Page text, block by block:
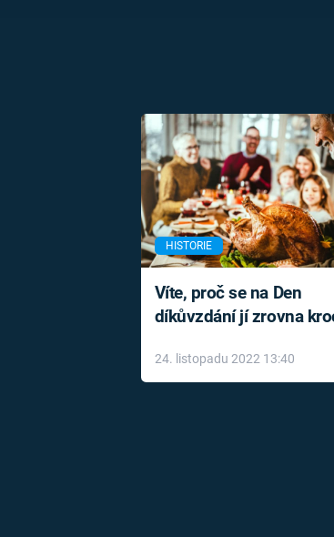
HISTORIE
Víte, proč se na Den
díkůvzdání jí zrovna
24. listopadu 2022 13:40